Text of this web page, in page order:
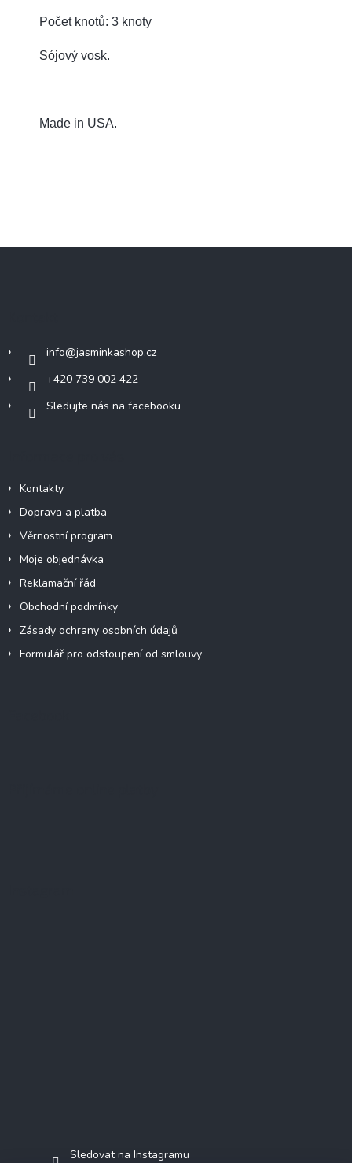
Počet knotů: 3 knoty
Sójový vosk.
Made in USA.
info@jasminkashop.cz
+420 739 002 422
Sledujte nás na facebooku
Kontakty
Doprava a platba
Věrnostní program
Moje objednávka
Reklamační řád
Obchodní podmínky
Zásady ochrany osobních údajů
Formulář pro odstoupení od smlouvy
Sledovat na Instagramu